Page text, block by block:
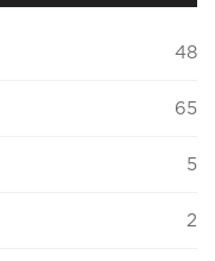
48
65
5
2